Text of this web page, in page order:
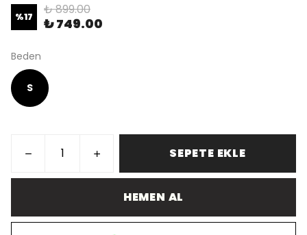
%17 ₺ 899.00
₺ 749.00
Beden
S
SEPETE EKLE
HEMEN AL